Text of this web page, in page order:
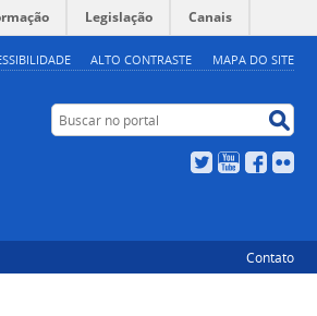
ALTO CONTRASTE MAPA DO SITE
Legislação Canais
Buscar no portal
TwitterYouTubeFacebook
Contato